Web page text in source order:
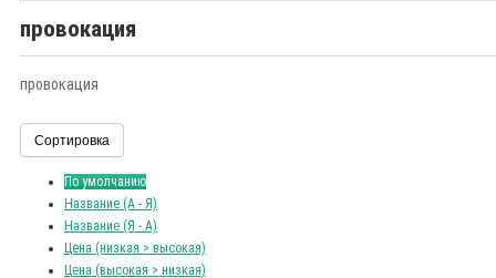
провокация
провокация
Сортировка
По умолчанию
Название (А - Я)
Название (Я - А)
Цена (низкая > высокая)
Цена (высокая > низкая)